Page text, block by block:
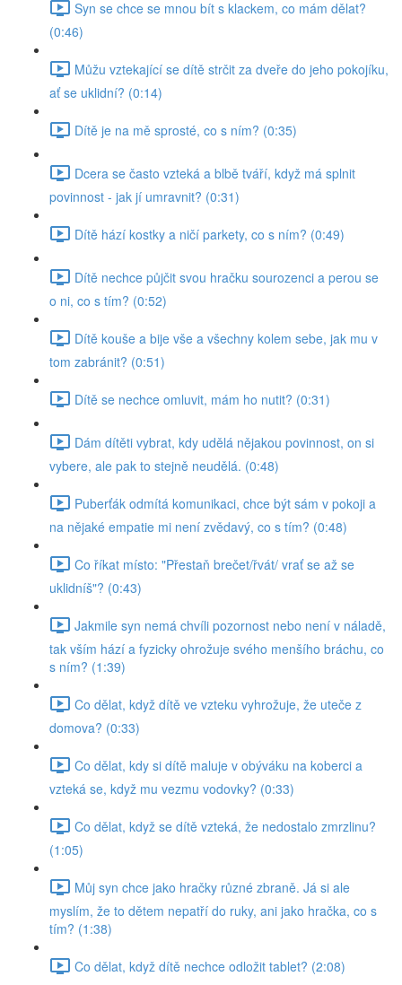
Syn se chce se mnou bít s klackem, co mám dělat?
(0:46)
Můžu vztekající se dítě strčit za dveře do jeho pokojíku,
ať se uklidní? (0:14)
Dítě je na mě sprosté, co s ním? (0:35)
Dcera se často vzteká a blbě tváří, když má splnit
povinnost - jak jí umravnit? (0:31)
Dítě hází kostky a ničí parkety, co s ním? (0:49)
Dítě nechce půjčit svou hračku sourozenci a perou se
o ni, co s tím? (0:52)
Dítě kouše a bije vše a všechny kolem sebe, jak mu v
tom zabránit? (0:51)
Dítě se nechce omluvit, mám ho nutit? (0:31)
Dám dítěti vybrat, kdy udělá nějakou povinnost, on si
vybere, ale pak to stejně neudělá. (0:48)
Puberťák odmítá komunikaci, chce být sám v pokoji a
na nějaké empatie mi není zvědavý, co s tím? (0:48)
Co říkat místo: "Přestaň brečet/řvát/ vrať se až se
uklidníš"? (0:43)
Jakmile syn nemá chvíli pozornost nebo není v náladě,
tak vším hází a fyzicky ohrožuje svého menšího bráchu, co
s ním? (1:39)
Co dělat, když dítě ve vzteku vyhrožuje, že uteče z
domova? (0:33)
Co dělat, kdy si dítě maluje v obýváku na koberci a
vzteká se, když mu vezmu vodovky? (0:33)
Co dělat, když se dítě vzteká, že nedostalo zmrzlinu?
(1:05)
Můj syn chce jako hračky různé zbraně. Já si ale
myslím, že to dětem nepatří do ruky, ani jako hračka, co s
tím? (1:38)
Co dělat, když dítě nechce odložit tablet? (2:08)